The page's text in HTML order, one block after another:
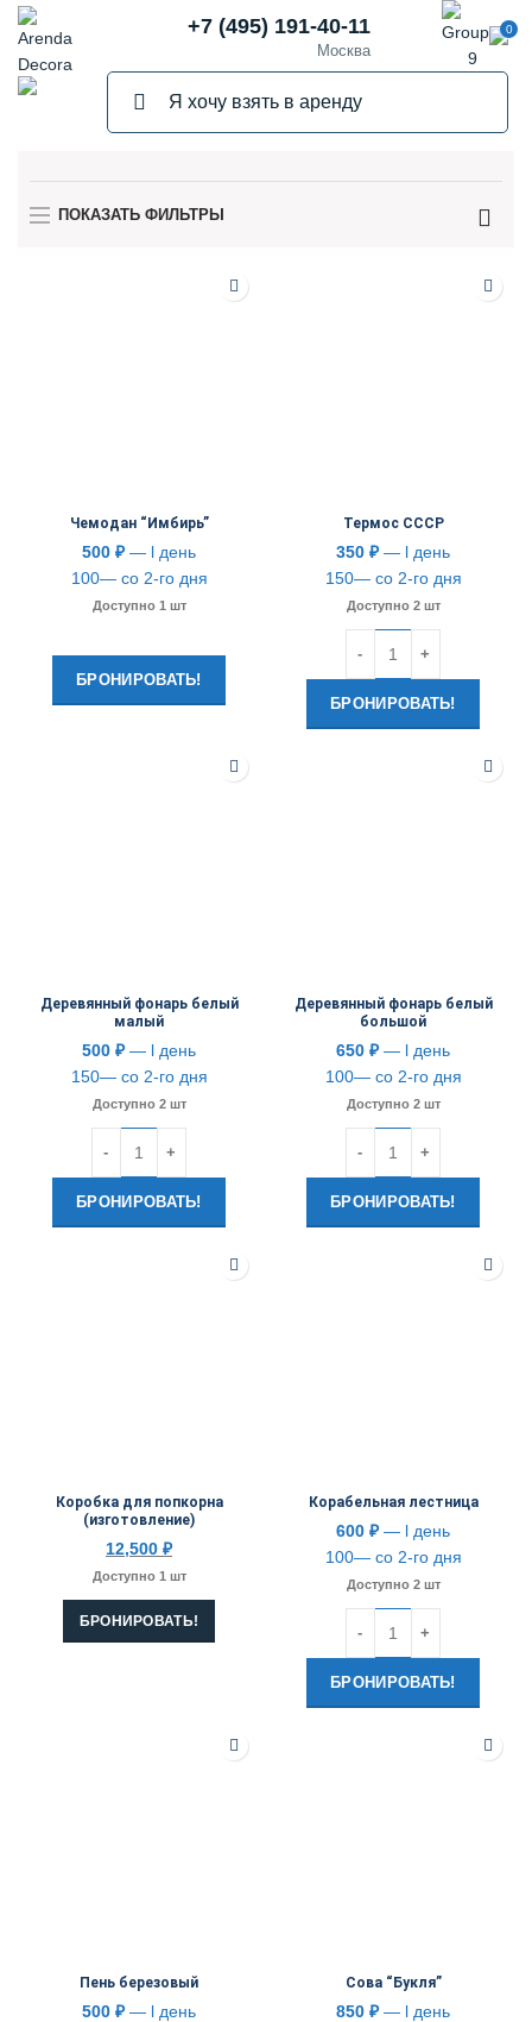
+7 (495) 191-40-11
Москва
0
ПОКАЗАТЬ ФИЛЬТРЫ
Чемодан “Имбирь”
500 ₽— l день
100— со 2-го дня
Доступно 1 шт
БРОНИРОВАТЬ!
Термос СССР
350 ₽— l день
150— со 2-го дня
Доступно 2 шт
БРОНИРОВАТЬ!
Деревянный фонарь белый
малый
500 ₽— l день
150— со 2-го дня
Доступно 2 шт
БРОНИРОВАТЬ!
Деревянный фонарь белый
большой
650 ₽— l день
100— со 2-го дня
Доступно 2 шт
БРОНИРОВАТЬ!
Коробка для попкорна
(изготовление)
12,500 ₽
Доступно 1 шт
БРОНИРОВАТЬ!
Корабельная лестница
600 ₽— l день
100— со 2-го дня
Доступно 2 шт
БРОНИРОВАТЬ!
Пень березовый
500 ₽— l день
Сова “Букля”
850 ₽— l день